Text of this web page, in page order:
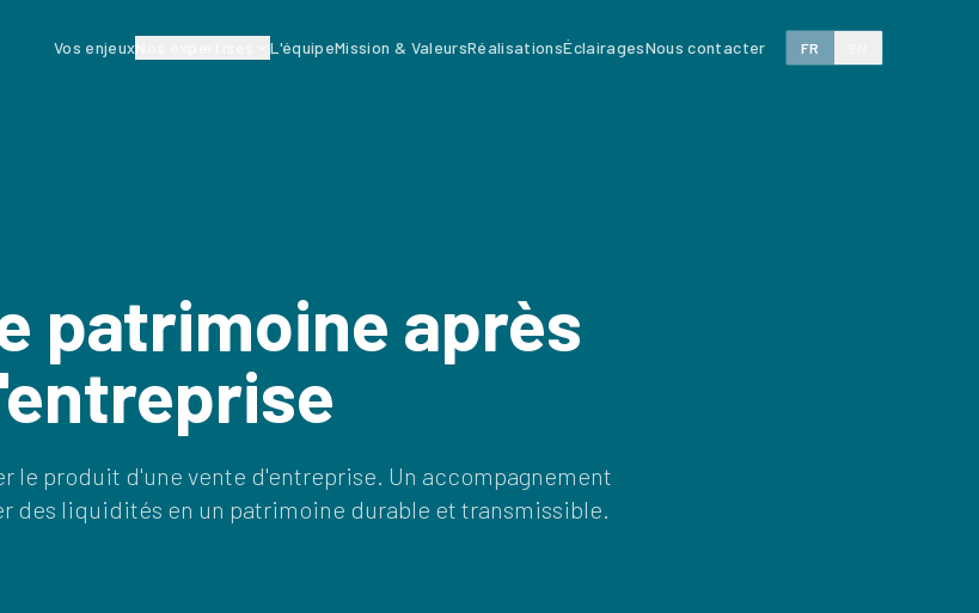
Vos enjeux L'équipeMission & ValeursRéalisationsÉclairagesNous contacter FR
patrimoine après
le produit d'une vente d'entreprise. Un accompagnement
des liquidités en un patrimoine durable et transmissible.